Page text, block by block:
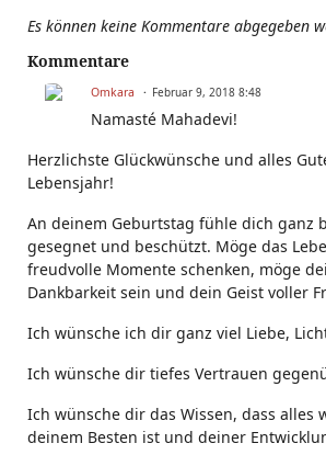
Es können keine Kommentare abgegeben
Kommentare
Omkara Februar 9, 2018 8:48
Namasté Mahadevi!
Herzlichste Glückwünsche und alles
Lebensjahr!
An deinem Geburtstag fühle dich ganz
gesegnet und beschützt. Möge das
freudvolle Momente schenken, möge
Dankbarkeit sein und dein Geist voller
Ich wünsche ich dir ganz viel Liebe,
Ich wünsche dir tiefes Vertrauen
Ich wünsche dir das Wissen, dass alles
deinem Besten ist und deiner